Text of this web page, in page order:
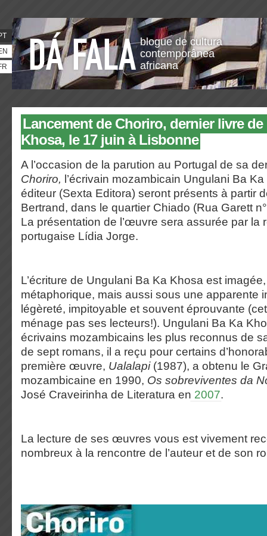
blogue de cultura
contemporânea
africana
Lancement de Choriro, dernier livre
Khosa, le 17 juin à Lisbonne
A l’occasion de la parution au Portugal de sa
Choriro, l’écrivain mozambicain Ungulani Ba
éditeur (Sexta Editora) seront présents à partir
Bertrand, dans le quartier Chiado (Rua Garett
La présentation de l’œuvre sera assurée par la
portugaise Lídia Jorge.
L’écriture de Ungulani Ba Ka Khosa est
métaphorique, mais aussi sous une apparente
légèreté, impitoyable et souvent éprouvante
ménage pas ses lecteurs!). Ungulani Ba Ka
écrivains mozambicains les plus reconnus de
de sept romans, il a reçu pour certains
première œuvre, Ualalapi(1987), a obtenu le
mozambicaine en 1990, Os sobreviventes da
José Craveirinha de Literatura en 2007.
La lecture de ses œuvres vous est vivement
nombreux à la rencontre de l’auteur et de son